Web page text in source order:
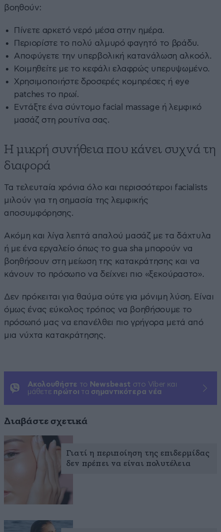
βοηθούν:
Πίνετε αρκετό νερό μέσα στην ημέρα.
Περιορίστε το πολύ αλμυρό φαγητό το βράδυ.
Αποφύγετε την υπερβολική κατανάλωση αλκοόλ.
Κοιμηθείτε με το κεφάλι ελαφρώς υπερυψωμένο.
Χρησιμοποιήστε δροσερές κομπρέσες ή eye
patches το πρωί.
Εντάξτε ένα σύντομο facial massage ή λεμφικό
μασάζ στη ρουτίνα σας.
Η μικρή συνήθεια που κάνει συχνά τη
διαφορά
Τα τελευταία χρόνια όλο και περισσότεροι facialists
μιλούν για τη σημασία της λεμφικής
αποσυμφόρησης.
Ακόμη και λίγα λεπτά απαλού μασάζ με τα δάχτυλα
ή με ένα εργαλείο όπως το gua sha μπορούν να
βοηθήσουν στη μείωση της κατακράτησης και να
κάνουν το πρόσωπο να δείχνει πιο «ξεκούραστο».
Δεν πρόκειται για θαύμα ούτε για μόνιμη λύση. Είναι
όμως ένας εύκολος τρόπος να βοηθήσουμε το
πρόσωπό μας να επανέλθει πιο γρήγορα μετά από
μια νύχτα κατακράτησης.
Ακολουθήστε το Newsbeast στο Viber και
μάθετε πρώτοι τα σημαντικότερα νέα
Διαβάστε σχετικά
Γιατί η περιποίηση της επιδερμίδας
δεν πρέπει να είναι πολυτέλεια